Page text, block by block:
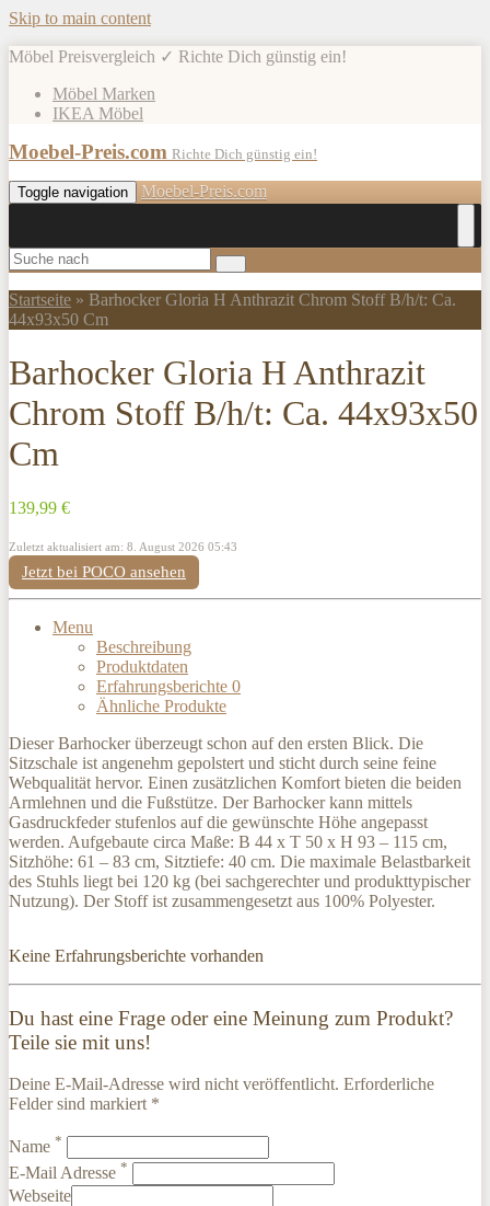
Skip to main content
Möbel Preisvergleich ✓ Richte Dich günstig ein!
Möbel Marken
IKEA Möbel
Moebel-Preis.com Richte Dich günstig ein!
Toggle navigation Moebel-Preis.com
Startseite » Barhocker Gloria H Anthrazit Chrom Stoff B/h/t: Ca.
44x93x50 Cm
Barhocker Gloria H Anthrazit
Chrom Stoff B/h/t: Ca. 44x93x50
Cm
139,99 €
Zuletzt aktualisiert am: 8. August 2026 05:43
Jetzt bei POCO ansehen
Menu
Beschreibung
Produktdaten
Erfahrungsberichte 0
Ähnliche Produkte
Dieser Barhocker überzeugt schon auf den ersten Blick. Die
Sitzschale ist angenehm gepolstert und sticht durch seine feine
Webqualität hervor. Einen zusätzlichen Komfort bieten die beiden
Armlehnen und die Fußstütze. Der Barhocker kann mittels
Gasdruckfeder stufenlos auf die gewünschte Höhe angepasst
werden. Aufgebaute circa Maße: B 44 x T 50 x H 93 – 115 cm,
Sitzhöhe: 61 – 83 cm, Sitztiefe: 40 cm. Die maximale Belastbarkeit
des Stuhls liegt bei 120 kg (bei sachgerechter und produkttypischer
Nutzung). Der Stoff ist zusammengesetzt aus 100% Polyester.
Keine Erfahrungsberichte vorhanden
Du hast eine Frage oder eine Meinung zum Produkt?
Teile sie mit uns!
Deine E-Mail-Adresse wird nicht veröffentlicht. Erforderliche
Felder sind markiert *
Name *
E-Mail Adresse *
Webseite